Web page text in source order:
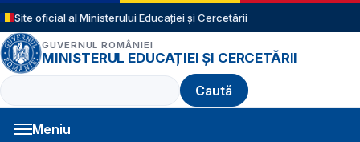
Sari la conținutul principal
Site oficial al Ministerului Educației și Cercetării
GUVERNUL ROMÂNIEI
MINISTERUL EDUCAȚIEI ȘI CERCETĂRII
Caută
Meniu